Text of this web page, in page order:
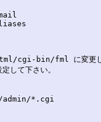
cgi-bin/fml に変更し
して下さい。